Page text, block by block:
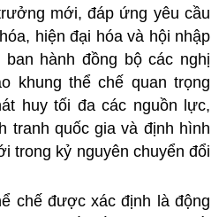
mới, đáp ứng yêu cầu
hiện đại hóa và hội nhập
hành đồng bộ các nghị
khung thể chế quan trọng
huy tối đa các nguồn lực,
tranh quốc gia và định hình
trong kỷ nguyên chuyển đổi
chế được xác định là động